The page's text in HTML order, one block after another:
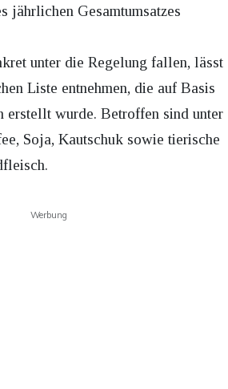
jährlichen Gesamtumsatzes
unter die Regelung fallen, lässt
Liste entnehmen, die auf Basis
erstellt wurde. Betroffen sind unter
Soja, Kautschuk sowie tierische
Werbung